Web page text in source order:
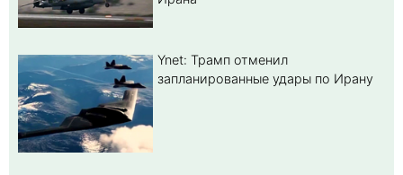
Ynet: Трамп отменил
запланированные удары по Ирану